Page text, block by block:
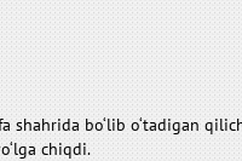
shahrida bo‘lib o‘tadigan
chiqdi.